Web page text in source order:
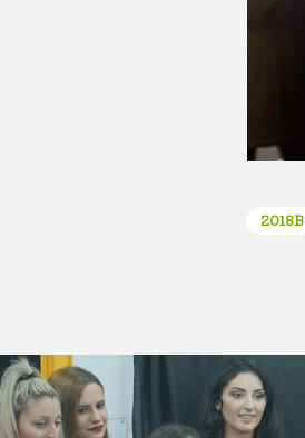
2018Β